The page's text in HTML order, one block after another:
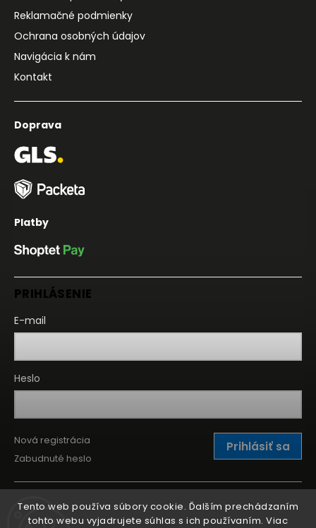
Tento web používa súbory cookie. Ďalším prechádzaním
tohto webu vyjadrujete súhlas s ich používaním. Viac
Reklamačné podmienky
Ochrana osobných údajov
Navigácia k nám
Kontakt
Doprava
Platby
PRIHLÁSENIE
E-mail
Heslo
Prihlásiť sa
Nová registrácia
Zabudnuté heslo